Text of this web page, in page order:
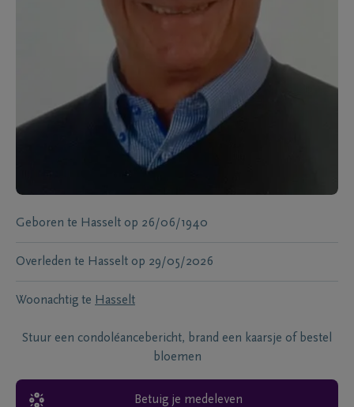
Geboren te Hasselt op 26/06/1940
Overleden te Hasselt op 29/05/2026
Woonachtig te Hasselt
Stuur een condoléancebericht, brand een kaarsje of bestel
bloemen
Betuig je medeleven